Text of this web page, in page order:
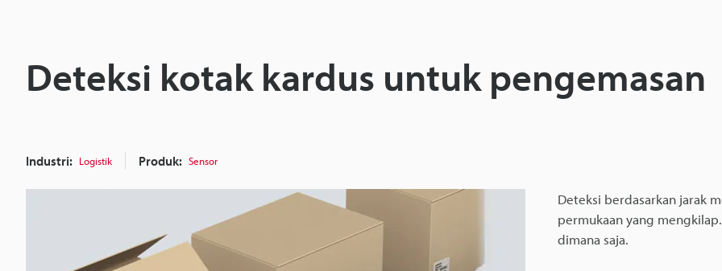
Deteksi kotak kardus untuk pengemasan
Industri: Logistik Produk: Sensor
Deteksi berdasarkan jarak
permukaan yang
dimana saja.